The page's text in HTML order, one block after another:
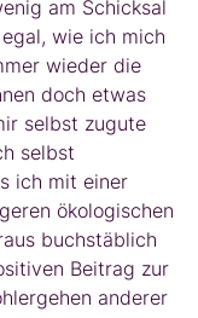
am Schicksal
wie ich mich
wieder die
doch etwas
selbst zugute
selbst
ich mit einer
ökologischen
buchstäblich
Beitrag zur
anderer